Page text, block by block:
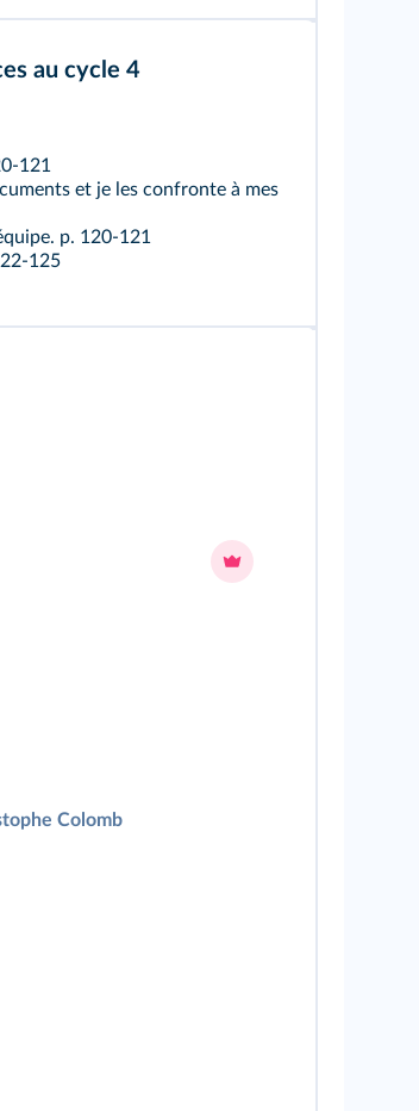
au cycle 4
121
et je les confronte à mes
p. 120-121
125
Colomb